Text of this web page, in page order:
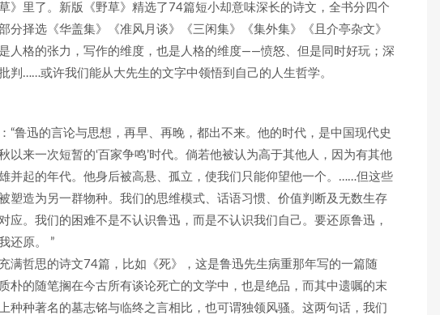
》里了。新版《野草》精选了74篇短小却意味深长的诗文，全书分四个
分择选《华盖集》《准风月谈》《三闲集》《集外集》《且介亭杂文》
人格的张力，写作的维度，也是人格的维度——愤怒、但是同时好玩；深
判……或许我们能从大先生的文字中领悟到自己的人生哲学。
“鲁迅的言论与思想，再早、再晚，都出不来。他的时代，是中国现代史
以来一次短暂的‘百家争鸣’时代。倘若他被认为高于其他人，因为有其他
并起的年代。他身后被高悬、孤立，使我们只能仰望他一个。……但这些
塑造为另一群物种。我们的思维模式、话语习惯、价值判断及无数生存
应。我们的困难不是不认识鲁迅，而是不认识我们自己。要还原鲁迅，
还原。 ”
满哲思的诗文74篇，比如《死》，这是鲁迅先生病重那年写的一篇随
朴的随笔搁在今古所有谈论死亡的文学中，也是绝品，而其中遗嘱的末
种种著名的墓志铭与临终之言相比，也可谓独领风骚。这两句话，我们